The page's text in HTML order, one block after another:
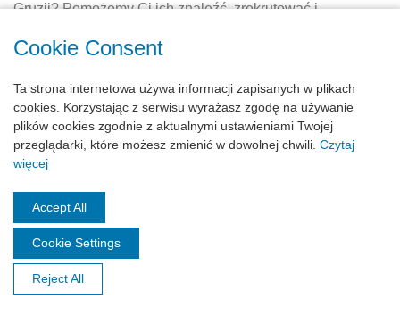
Gruzji? Pomożemy Ci ich znaleźć, zrekrutować i
prawnych. Możemy nawet wziąć na siebie ich
związane z zatrudnieniem u Ciebie. Możesz liczyć na
nasze wsparcie także w trakcie całej współpracy.
Czekamy na Twój telefon! Znajdź numer w górnym prawym
zadzwonili do Ciebie.
2026All rights reserved | Implementation:
Cookie Consent
Ta strona internetowa używa informacji zapisanych w plikach
cookies. Korzystając z serwisu wyrażasz zgodę na używanie
plików cookies zgodnie z aktualnymi ustawieniami Twojej
przeglądarki, które możesz zmienić w dowolnej chwili. Czytaj
więcej
Accept All
Cookie Settings
Reject All